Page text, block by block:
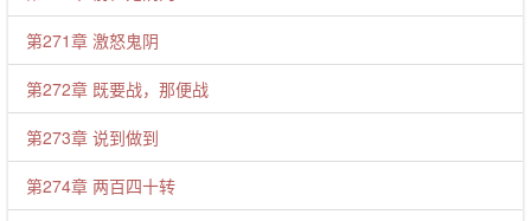
第271章 激怒鬼阴
第272章 既要战，那便战
第273章 说到做到
第274章 两百四十转